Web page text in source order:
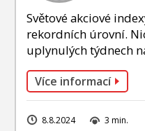
Světové akciové
rekordních úrovní.
uplynulých týdnech
Více informací
8.8.2024 3 min.